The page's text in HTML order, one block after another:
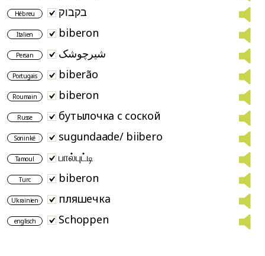
Hébreu בקבוק
Italien biberon
Persan شیرچوشک
Portugais biberão
Roumain biberon
Russe бутылочка с соской
Soninké sugundaade/ biibero
Tamoul பால்புட்டி
Turc biberon
Ukrainien пляшечка
englisch Schoppen